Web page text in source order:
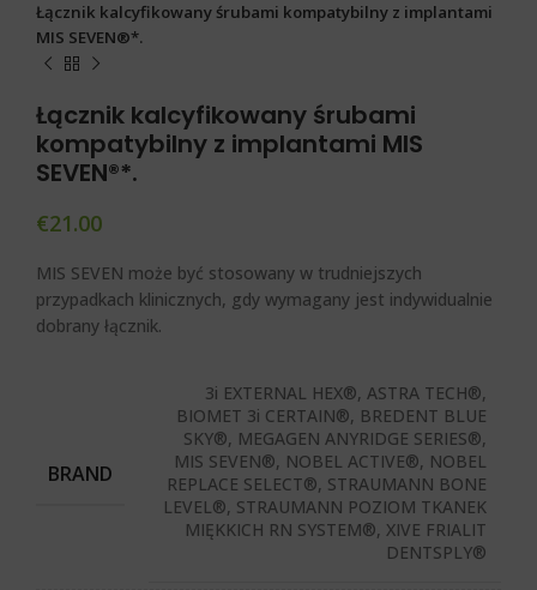
Łącznik kalcyfikowany śrubami kompatybilny z implantami
MIS SEVEN®*.
Łącznik kalcyfikowany śrubami
kompatybilny z implantami MIS
SEVEN®*.
€21.00
MIS SEVEN może być stosowany w trudniejszych
przypadkach klinicznych, gdy wymagany jest indywidualnie
dobrany łącznik.
BRAND
3i EXTERNAL HEX®, ASTRA TECH®,
BIOMET 3i CERTAIN®, BREDENT BLUE
SKY®, MEGAGEN ANYRIDGE SERIES®,
MIS SEVEN®, NOBEL ACTIVE®, NOBEL
REPLACE SELECT®, STRAUMANN BONE
LEVEL®, STRAUMANN POZIOM TKANEK
MIĘKKICH RN SYSTEM®, XIVE FRIALIT
DENTSPLY®